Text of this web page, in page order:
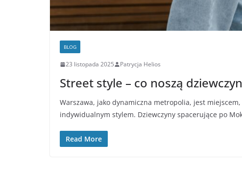
BLOG
23 listopada 2025 Patrycja Helios
Street style – co noszą
Warszawa, jako dynamiczna metropolia, jest
indywidualnym stylem. Dziewczyny spacerujące po
Read More